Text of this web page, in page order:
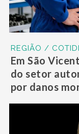
REGIÃO /
Em São
do setor
por danos